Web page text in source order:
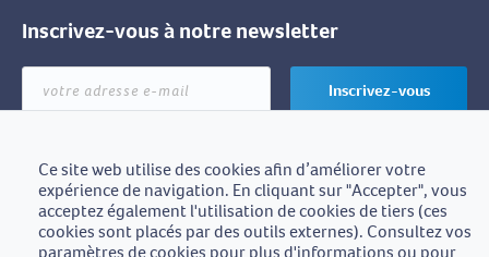
Inscrivez-vous à notre newsletter
adresse
e-
Inscrivez-vous
Edfin est une initiative de
BZB-Fedafin
Ce site web utilise des cookies afin d’améliorer votre
expérience de navigation. En cliquant sur "Accepter", vous
acceptez également l'utilisation de cookies de tiers (ces
cookies sont placés par des outils externes). Consultez vos
paramètres de cookies pour plus d'informations ou pour